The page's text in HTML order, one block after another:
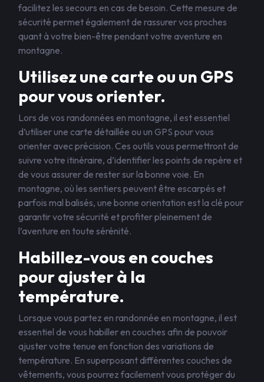
facilitez les secours en cas de besoin. Cette mesure de
sécurité permet également de rassurer vos proches
quant à votre bien-être pendant votre aventure en
montagne.
Utilisez une carte ou un GPS
pour vous orienter.
Lors de vos randonnées en montagne, il est essentiel
d’utiliser une carte détaillée ou un GPS pour vous
orienter avec précision. Ces outils vous permettront de
suivre votre itinéraire, d’identifier les points de repère et
de vous assurer de rester sur la bonne voie. En
montagne, où les sentiers peuvent être escarpés et
parfois mal balisés, une bonne orientation est la clé pour
garantir votre sécurité et profiter pleinement de
l’aventure en toute sérénité.
Habillez-vous en couches
pour ajuster à la
température.
Lorsque vous partez en randonnée en montagne, il est
essentiel de vous habiller en couches afin de pouvoir
ajuster votre tenue en fonction des variations de
température. En superposant différentes couches de
vêtements, vous pourrez facilement vous protéger du